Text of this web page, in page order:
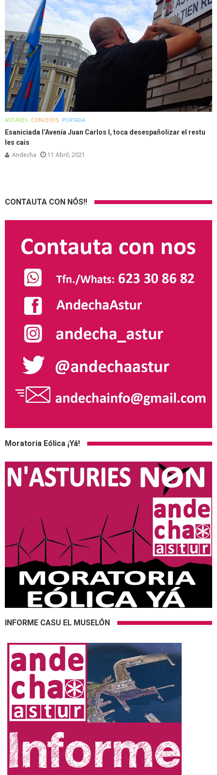
ASTURIES CONCEYOS PORTADA
Esaniciada l’Avenía Juan Carlos I, toca desespañolizar el restu
les cais
Andecha 11 Abril, 2021
CONTAUTA CON NÓS!!
Moratoria Eólica ¡Yá!
INFORME CASU EL MUSELÓN